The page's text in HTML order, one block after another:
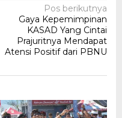
Pos berikutnya
Gaya Kepemimpinan
KASAD Yang Cintai
Prajuritnya Mendapat
Atensi Positif dari PBNU